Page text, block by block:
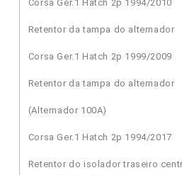
Corsa Ger.1 Hatch 2p 1994/2010
Retentor da tampa do alternador
Corsa Ger.1 Hatch 2p 1999/2009
Retentor da tampa do alternador
(Alternador 100A)
Corsa Ger.1 Hatch 2p 1994/2017
Retentor do isolador traseiro